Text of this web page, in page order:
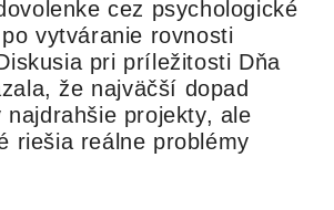
cez psychologické
vytváranie rovnosti
pri príležitosti Dňa
že najväčší dopad
najdrahšie projekty, ale
riešia reálne problémy